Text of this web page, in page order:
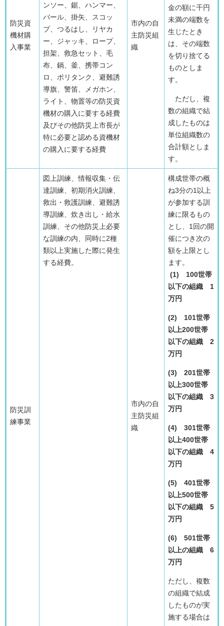
防災資
機材購
入事業
ンソー、鋸、ハンマー、
バール、掛矢、スコッ
プ、つるはし、リヤカ
ー、ジャッキ、ロープ、
担架、救急セット、毛
布、鍋、釜、携帯コン
ロ、ポリタンク、避難誘
導旗、警笛、メガホン、
ライト、物置等の防災資
機材の購入に要する経費
及びその他防災上市長が
特に必要と認める資機材
の購入に要する経費
市内の自
主防災組
織
金の額に千円
未満の端数を
生じたとき
は、その端数
を切り捨てる
ものとしま
す。
ただし、複
数の組織で結
成したものは
単位組織数の
合計額としま
す。
防災訓
練事業
図上訓練、情報収集・伝
達訓練、初期消火訓練、
救出・救護訓練、避難誘
導訓練、炊き出し・給水
訓練、その他防災上必要
な訓練の内、同時に2種
類以上実施した際に発生
する経費。
市内の自
主防災組
織
構成世帯の概
ね3分の1以上
が参加する訓
練に限るもの
とし、1回の開
催につき次の
額を上限とし
ます。
(1) 100世帯
以下の組織 1
万円
(2) 101世帯
以上200世帯
以下の組織 2
万円
(3) 201世帯
以上300世帯
以下の組織 3
万円
(4) 301世帯
以上400世帯
以下の組織 4
万円
(5) 401世帯
以上500世帯
以下の組織 5
万円
(6) 501世帯
以上の組織 6
万円
ただし、複数
の組織で結成
したものが実
施する場合は